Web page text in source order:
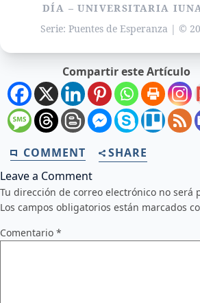
DÍA – UNIVERSITARIA
Serie: Puentes de Esperanza | ©
Compartir este Artículo
COMMENT
SHARE
Leave a Comment
Tu dirección de correo electrónico no será
Los campos obligatorios están marcados
Comentario *